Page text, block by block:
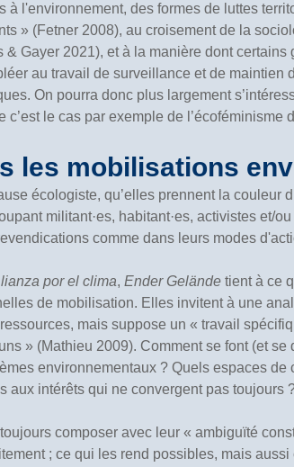
l'environnement, des formes de luttes
» (Fetner 2008), au croisement de la
& Gayer 2021), et à la manière dont certains
au travail de surveillance et de maintien
On pourra donc plus largement
le cas par exemple de l’écoféminisme
les mobilisations
écologiste, qu’elles prennent la couleur
militant·es, habitant·es, activistes et/
comme dans leurs modes
por el clima, Ender Gelände tient à ce
de mobilisation. Elles invitent à une
mais suppose un « travail
» (Mathieu 2009). Comment se font (et
environnementaux ? Quels espaces de
intérêts qui ne convergent pas toujours
composer avec leur « ambiguïté
; ce qui les rend possibles, mais